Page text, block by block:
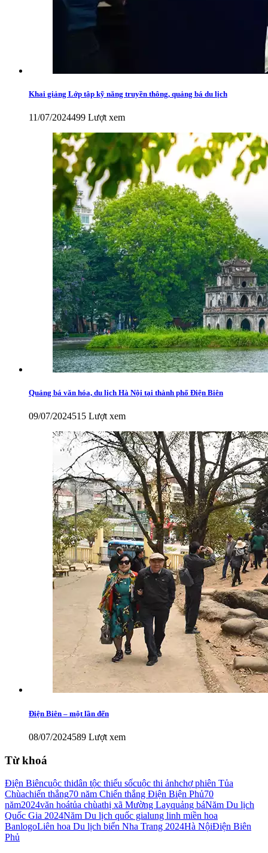
Khai giảng Lớp tập kỹ năng truyền thông, quảng bá du lịch
11/07/2024499 Lượt xem
Quảng bá văn hóa, du lịch Hà Nội tại thành phố Điện Biên
09/07/2024515 Lượt xem
Điện Biên – một lần đến
08/07/2024589 Lượt xem
Từ khoá
Điện Biêncuộc thidân tộc thiểu sốcuộc thi ảnhchợ phiên Tủa
Chùachiến thắng70 năm Chiến thắng Điện Biện Phủ70
năm2024văn hoátủa chùathị xã Mường Layquảng báNăm Du lịch
Quốc Gia 2024Năm Du lịch quốc gialung linh miền hoa
BanlogoLiên hoa Du lịch biển Nha Trang 2024Hà NộiĐiện Biên
Phủ